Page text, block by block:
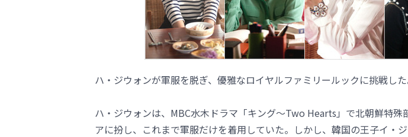
ハ・ジウォンが軍服を脱ぎ、優雅なロイヤルファミリールックに挑戦した
ハ・ジウォンは、MBC水木ドラマ「キング～Two Hearts」で北朝鮮特殊
アに扮し、これまで軍服だけを着用していた。しかし、韓国の王子イ・